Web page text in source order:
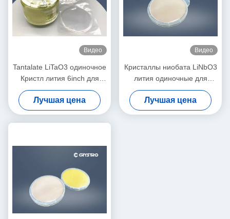
Видео
Tantalate LiTaO3 одиночное
Кристл лития 6inch для
фильтров ПИЛЫ
Лучшая цена
Видео
Кристаллы ниобата LiNbO3
лития одиночные для
амортизаторов и
циркуляторов волокна
оптически
Лучшая цена